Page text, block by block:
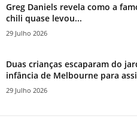
Greg Daniels revela como a
chili quase levou...
29 Julho 2026
Duas crianças escaparam do
infância de Melbourne para
29 Julho 2026